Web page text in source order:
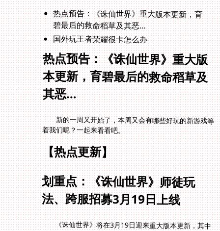
热点预告：《诛仙世界》重大版本更新，育
碧最后的救命稻草及其恶…
国外玩王者荣耀很卡怎么办
热点预告：《诛仙世界》重大版
本更新，育碧最后的救命稻草及
其恶…
新的一周又开始了，本周又会有哪些好玩的新游戏等
着我们呢？一起来看看吧。
【热点更新】
划重点：《诛仙世界》师徒玩
法、跨服招募3月19日上线
《诛仙世界》将在3月19日迎来重大版本更新，其中
包括新副本上线、社交师徒玩法、跨服招募系统开启、以